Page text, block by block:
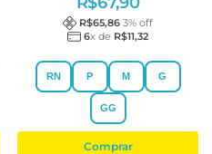
R$65,86 3% off
6x de R$11,32
RN P M G
GG
Comprar